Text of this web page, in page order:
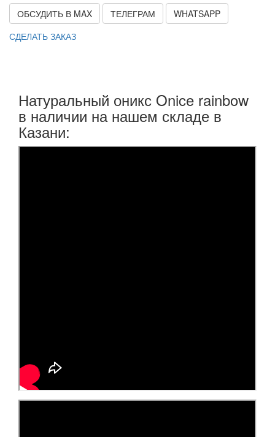
ОБСУДИТЬ В MAX ТЕЛЕГРАМ
WHATSAPP
СДЕЛАТЬ ЗАКАЗ
Натуральный оникс Onice rainbow
в наличии на нашем складе в
Казани: